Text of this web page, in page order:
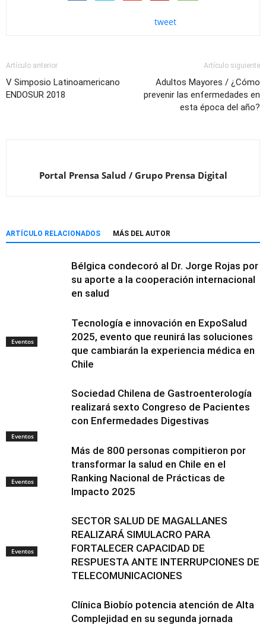
tweet
Artículo anterior
V Simposio Latinoamericano
ENDOSUR 2018
Artículo siguiente
Adultos Mayores / ¿Cómo
prevenir las enfermedades en
esta época del año?
Portal Prensa Salud / Grupo Prensa Digital
ARTÍCULO RELACIONADOS MÁS DEL AUTOR
Eventos
Bélgica condecoró al Dr. Jorge Rojas por
su aporte a la cooperación internacional
en salud
Eventos
Tecnología e innovación en ExpoSalud
2025, evento que reunirá las soluciones
que cambiarán la experiencia médica en
Chile
Eventos
Sociedad Chilena de Gastroenterología
realizará sexto Congreso de Pacientes
con Enfermedades Digestivas
Eventos
Más de 800 personas compitieron por
transformar la salud en Chile en el
Ranking Nacional de Prácticas de
Impacto 2025
SECTOR SALUD DE MAGALLANES
REALIZARÁ SIMULACRO PARA
FORTALECER CAPACIDAD DE
RESPUESTA ANTE INTERRUPCIONES DE
TELECOMUNICACIONES
Clínica Biobío potencia atención de Alta
Complejidad en su segunda jornada